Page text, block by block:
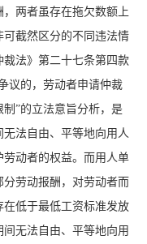
两者虽存在拖欠数额上
截然区分的不同违法情
法》第二十七条第四款
议的，劳动者申请仲裁
”的立法意旨分析，是
法自由、平等地向用人
动者的权益。而用人单
劳动报酬，对劳动者而
低于最低工资标准发放
无法自由、平等地向用